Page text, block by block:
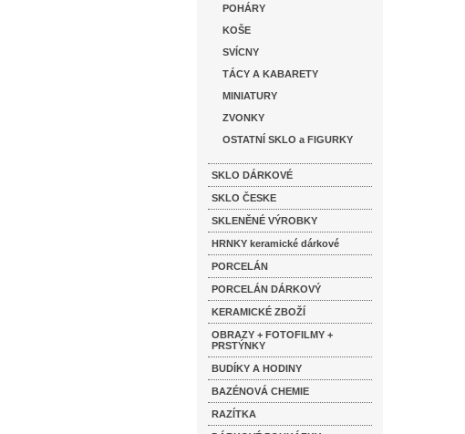
POHÁRY
KOŠE
SVÍCNY
TÁCY A KABARETY
MINIATURY
ZVONKY
OSTATNÍ SKLO a FIGURKY
SKLO DÁRKOVÉ
SKLO ČESKE
SKLENĚNÉ VÝROBKY
HRNKY keramické dárkové
PORCELÁN
PORCELÁN DÁRKOVÝ
KERAMICKÉ ZBOŽÍ
OBRAZY + FOTOFILMY +
PRSTÝNKY
BUDÍKY A HODINY
BAZÉNOVÁ CHEMIE
RAZÍTKA